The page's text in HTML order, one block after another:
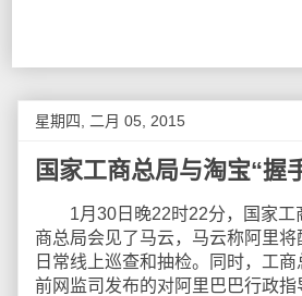
星期四, 二月 05, 2015
国家工商总局与淘宝“握
1月30日晚22时22分，国家工
商总局会见了马云，马云称阿里
日常线上巡查和抽检。同时，工
前网监司发布的对阿里巴巴行政指